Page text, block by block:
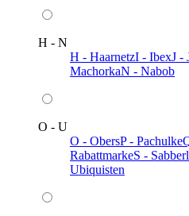
H - N
H - HaarnetzI - IbexJ -
MachorkaN - Nabob
O - U
O - ObersP - Pachulke
RabattmarkeS -
Ubiquisten